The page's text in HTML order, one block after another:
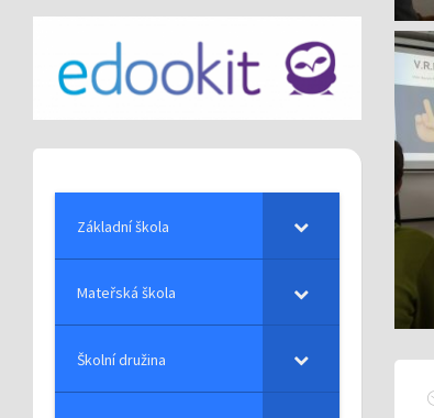
Základní škola
Mateřská škola
Školní družina